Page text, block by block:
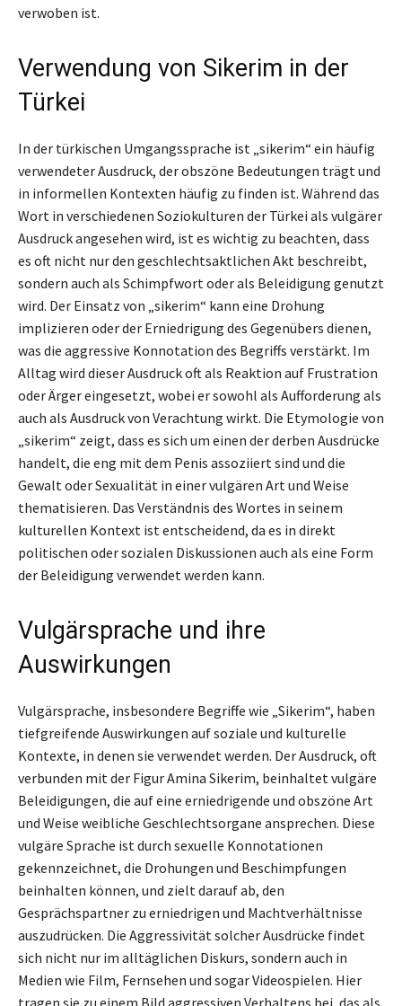
verwoben ist.
Verwendung von Sikerim in der
Türkei
In der türkischen Umgangssprache ist „sikerim“ ein häufig
verwendeter Ausdruck, der obszöne Bedeutungen trägt und
in informellen Kontexten häufig zu finden ist. Während das
Wort in verschiedenen Soziokulturen der Türkei als vulgärer
Ausdruck angesehen wird, ist es wichtig zu beachten, dass
es oft nicht nur den geschlechtsaktlichen Akt beschreibt,
sondern auch als Schimpfwort oder als Beleidigung genutzt
wird. Der Einsatz von „sikerim“ kann eine Drohung
implizieren oder der Erniedrigung des Gegenübers dienen,
was die aggressive Konnotation des Begriffs verstärkt. Im
Alltag wird dieser Ausdruck oft als Reaktion auf Frustration
oder Ärger eingesetzt, wobei er sowohl als Aufforderung als
auch als Ausdruck von Verachtung wirkt. Die Etymologie von
„sikerim“ zeigt, dass es sich um einen der derben Ausdrücke
handelt, die eng mit dem Penis assoziiert sind und die
Gewalt oder Sexualität in einer vulgären Art und Weise
thematisieren. Das Verständnis des Wortes in seinem
kulturellen Kontext ist entscheidend, da es in direkt
politischen oder sozialen Diskussionen auch als eine Form
der Beleidigung verwendet werden kann.
Vulgärsprache und ihre
Auswirkungen
Vulgärsprache, insbesondere Begriffe wie „Sikerim“, haben
tiefgreifende Auswirkungen auf soziale und kulturelle
Kontexte, in denen sie verwendet werden. Der Ausdruck, oft
verbunden mit der Figur Amina Sikerim, beinhaltet vulgäre
Beleidigungen, die auf eine erniedrigende und obszöne Art
und Weise weibliche Geschlechtsorgane ansprechen. Diese
vulgäre Sprache ist durch sexuelle Konnotationen
gekennzeichnet, die Drohungen und Beschimpfungen
beinhalten können, und zielt darauf ab, den
Gesprächspartner zu erniedrigen und Machtverhältnisse
auszudrücken. Die Aggressivität solcher Ausdrücke findet
sich nicht nur im alltäglichen Diskurs, sondern auch in
Medien wie Film, Fernsehen und sogar Videospielen. Hier
tragen sie zu einem Bild aggressiven Verhaltens bei, das als